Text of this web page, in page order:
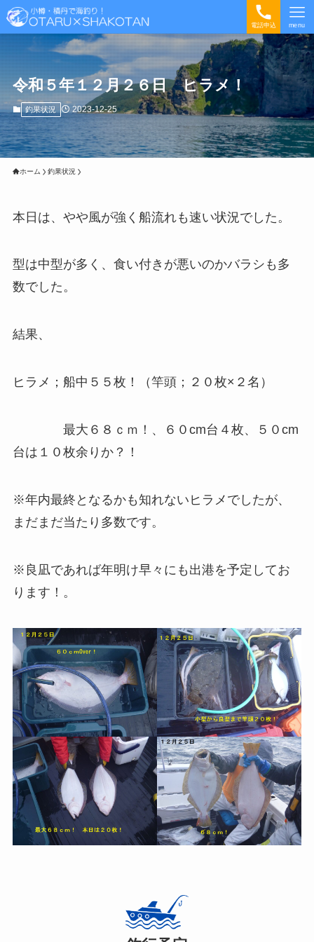
電話申込 menu
令和５年１２月２６日 ヒラメ！
釣果状況 2023-12-25
ホーム 釣果状況
本日は、やや風が強く船流れも速い状況でした。
型は中型が多く、食い付きが悪いのかバラシも多
数でした。
結果、
ヒラメ；船中５５枚！（竿頭；２０枚×２名）
最大６８ｃｍ！、６０cm台４枚、５０cm
台は１０枚余りか？！
※年内最終となるかも知れないヒラメでしたが、
まだまだ当たり多数です。
※良凪であれば年明け早々にも出港を予定してお
ります！。